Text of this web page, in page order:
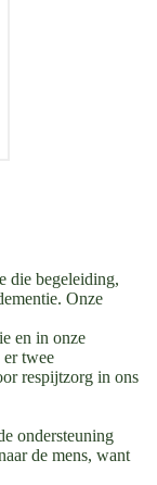
die begeleiding,
Onze
en in onze
twee
respijtzorg in ons
ondersteuning
de mens, want